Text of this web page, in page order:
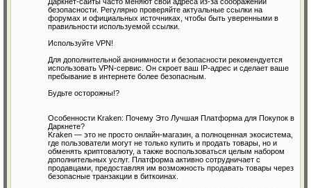
безопасности. Регулярно проверяйте актуальные ссылки на
форумах и официальных источниках, чтобы быть уверенными в
правильности используемой ссылки.
Используйте VPN!
Для дополнительной анонимности и безопасности рекомендуется
использовать VPN-сервис. Он скроет ваш IP-адрес и сделает ваше
пребывание в интернете более безопасным.
Будьте осторожны!?
Особенности Kraken: Почему Это Лучшая Платформа для Покупок в
Даркнете?
Kraken — это не просто онлайн-магазин, а полноценная экосистема,
где пользователи могут не только купить и продать товары, но и
обменять криптовалюту, а также воспользоваться целым набором
дополнительных услуг. Платформа активно сотрудничает с
продавцами, предоставляя им возможность продавать товары через
безопасные транзакции в биткоинах.